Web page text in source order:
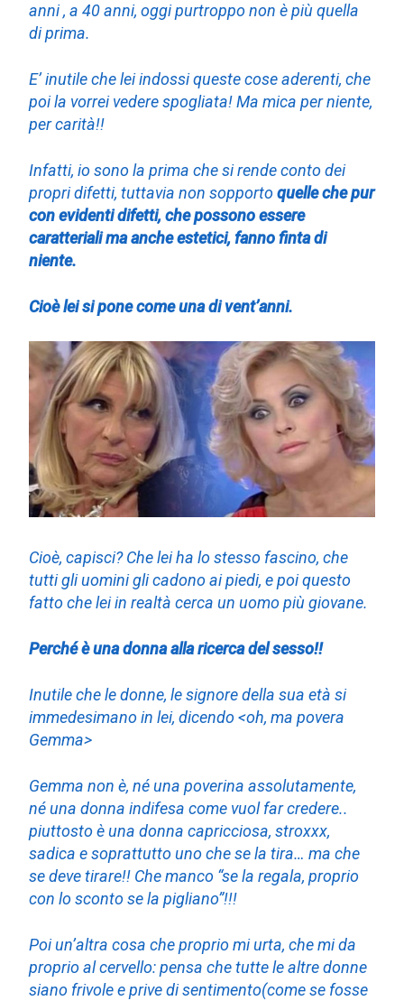
anni , a 40 anni, oggi purtroppo non è più quella
di prima.
E’ inutile che lei indossi queste cose aderenti, che
poi la vorrei vedere spogliata! Ma mica per niente,
per carità!!
Infatti, io sono la prima che si rende conto dei
propri difetti, tuttavia non sopportoquelle che pur
con evidenti difetti, che possono essere
caratteriali ma anche estetici, fanno finta di
niente.
Cioè lei si pone come una di vent’anni.
Cioè, capisci? Che lei ha lo stesso fascino, che
tutti gli uomini gli cadono ai piedi, e poi questo
fatto che lei in realtà cerca un uomo più giovane.
Perché è una donna alla ricerca del sesso!!
Inutile che le donne, le signore della sua età si
immedesimano in lei, dicendo <oh, ma povera
Gemma>
Gemma non è, né una poverina assolutamente,
né una donna indifesa come vuol far credere..
piuttosto è una donna capricciosa, stroxxx,
sadica e soprattutto uno che se la tira… ma che
se deve tirare!! Che manco “se la regala, proprio
con lo sconto se la pigliano”!!!
Poi un’altra cosa che proprio mi urta, che mi da
proprio al cervello: pensa che tutte le altre donne
siano frivole e prive di sentimento(come se fosse